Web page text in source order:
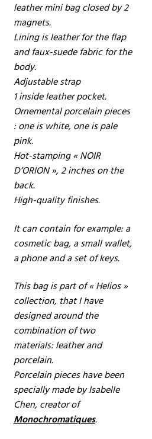
leather mini bag closed by 2
magnets.
Lining is leather for the flap
and faux-suede fabric for the
body.
Adjustable strap
1 inside leather pocket.
Ornemental porcelain pieces
: one is white, one is pale
pink.
Hot-stamping « NOIR
D’ORION », 2 inches on the
back.
High-quality finishes.
It can contain for example: a
cosmetic bag, a small wallet,
a phone and a set of keys.
This bag is part of « Helios »
collection, that I have
designed around the
combination of two
materials: leather and
porcelain.
Porcelain pieces have been
specially made by Isabelle
Chen, creator of
Monochromatiques.